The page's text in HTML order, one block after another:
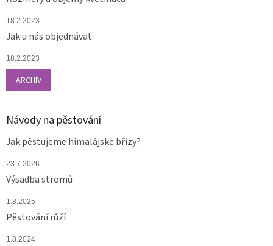
18.2.2023
Jak u nás objednávat
18.2.2023
ARCHIV
Návody na pěstování
Jak pěstujeme himalájské břízy?
23.7.2026
Výsadba stromů
1.8.2025
Pěstování růží
1.8.2024